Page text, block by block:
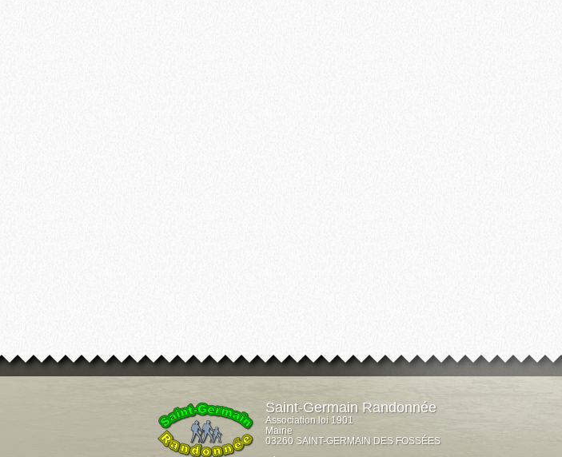
Saint-Germain Randonnée
Association loi 1901
Mairie
03260 SAINT-GERMAIN DES FOSSÉES